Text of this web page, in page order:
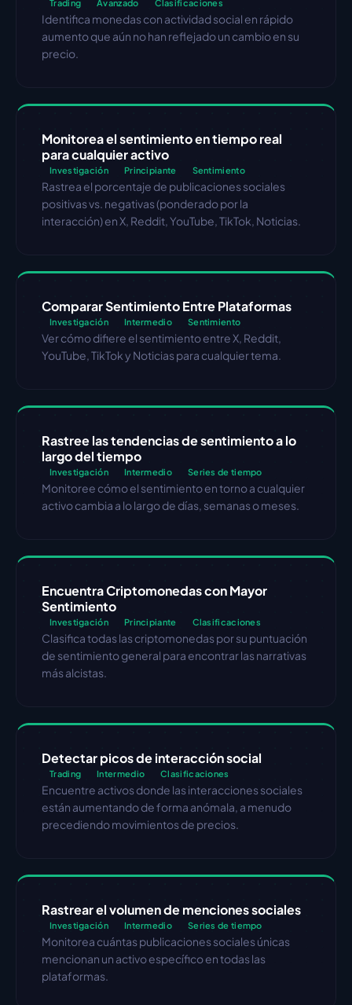
Trading Avanzado Clasificaciones
Identifica monedas con actividad social en rápido
aumento que aún no han reflejado un cambio en su
precio.
Monitorea el sentimiento en tiempo real
para cualquier activo
Investigación Principiante Sentimiento
Rastrea el porcentaje de publicaciones sociales
positivas vs. negativas (ponderado por la
interacción) en X, Reddit, YouTube, TikTok, Noticias.
Comparar Sentimiento Entre Plataformas
Investigación Intermedio Sentimiento
Ver cómo difiere el sentimiento entre X, Reddit,
YouTube, TikTok y Noticias para cualquier tema.
Rastree las tendencias de sentimiento a lo
largo del tiempo
Investigación Intermedio Series de tiempo
Monitoree cómo el sentimiento en torno a cualquier
activo cambia a lo largo de días, semanas o meses.
Encuentra Criptomonedas con Mayor
Sentimiento
Investigación Principiante Clasificaciones
Clasifica todas las criptomonedas por su puntuación
de sentimiento general para encontrar las narrativas
más alcistas.
Detectar picos de interacción social
Trading Intermedio Clasificaciones
Encuentre activos donde las interacciones sociales
están aumentando de forma anómala, a menudo
precediendo movimientos de precios.
Rastrear el volumen de menciones sociales
Investigación Intermedio Series de tiempo
Monitorea cuántas publicaciones sociales únicas
mencionan un activo específico en todas las
plataformas.